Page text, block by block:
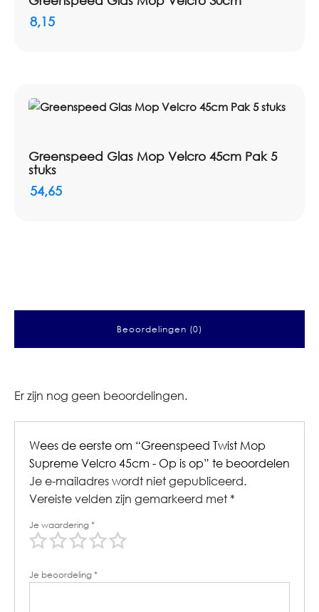
8,15
Greenspeed Glas Mop Velcro 45cm Pak 5
stuks
54,65
Beoordelingen (0)
Er zijn nog geen beoordelingen.
Wees de eerste om “Greenspeed Twist Mop
Supreme Velcro 45cm - Op is op” te beoordelen
Je e-mailadres wordt niet gepubliceerd.
Vereiste velden zijn gemarkeerd met *
Je waardering*
Je beoordeling*